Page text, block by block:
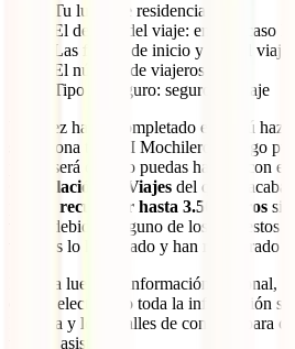
Tu lugar de residencia
El destino del viaje: en este caso
Las fechas de inicio y fin del viaje
El número de viajeros
Tipo de seguro: seguro de viaje
Una vez hayas completado el menú haz
selecciona tu IATI Mochilero y luego
punto será cuando puedas hacerte con el
Cancelación de Viajes del que te
recuperar hasta 3.500 euros si
viajar debido a alguno de los supuestos
viajeros lo han usado y han recuperado
Rellena luego tu información personal,
correo electrónico toda la información
Islandia y los detalles de contacto para
tipo de asistencia.